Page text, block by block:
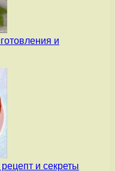
и
и секреты